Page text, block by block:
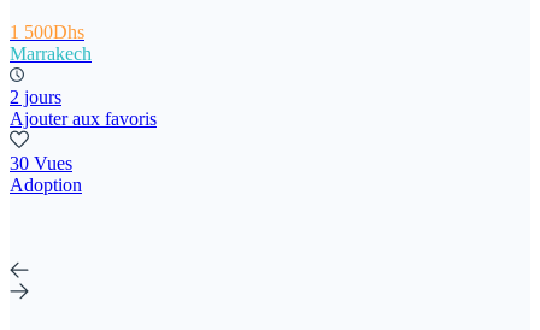
1 500Dhs
Marrakech
2 jours
Ajouter aux favoris
30 Vues
Adoption